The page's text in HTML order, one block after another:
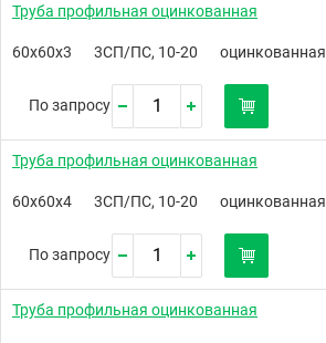
Труба профильная оцинкованная
60х60х3 3СП/ПС, 10-20 оцинкованная
По запросу
Труба профильная оцинкованная
60х60х4 3СП/ПС, 10-20 оцинкованная
По запросу
Труба профильная оцинкованная